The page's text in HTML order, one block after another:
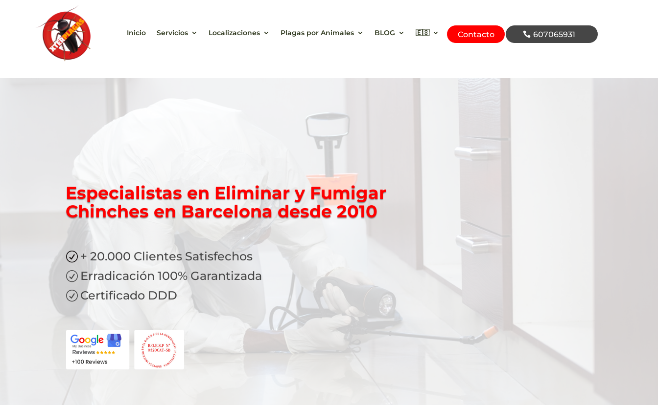
Inicio Servicios Localizaciones Plagas por Animales BLOG 🇪🇸 Contacto 607065931
Especialistas en Eliminar y Fumigar
Chinches en Barcelona desde 2010
R + 20.000 Clientes Satisfechos
R Erradicación 100% Garantizada
R Certificado DDD